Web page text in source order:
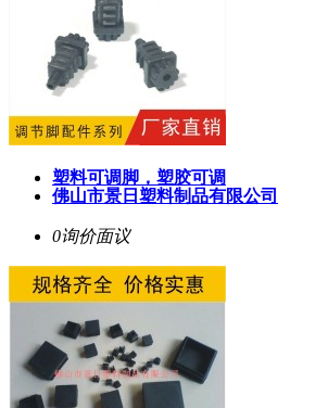
塑料可调脚，塑胶可调
佛山市景日塑料制品有限公司
0询价面议